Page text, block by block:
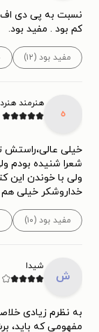
نسبت به پی دی
کم بود . مفید بود.
مفید بود (۱۲)
ه
هنرمند
خیلی عالی،راستش
شعرا شنیده بودم
ولی با خوندن این
خداروشکر خیلی
مفید بود (۱۰)
ش
شیدا
به نظرم زیادی
مفهومی که باید،